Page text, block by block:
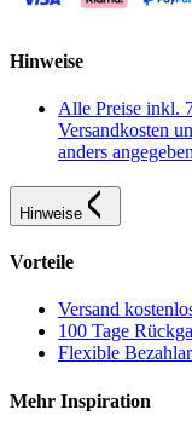
Hinweise
Alle Preise inkl.
Versandkosten
anders
Hinweise
Vorteile
Versand
100 Tage
Flexible
Mehr Inspiration